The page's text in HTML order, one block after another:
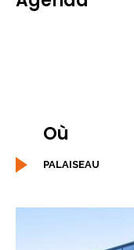
Où
PALAISEAU